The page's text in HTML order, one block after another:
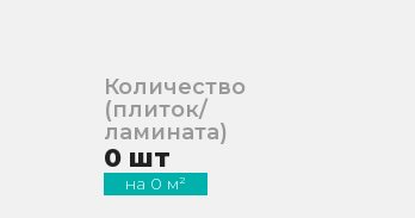
Количество
(плиток/
ламината)
0 шт
на 0 м²